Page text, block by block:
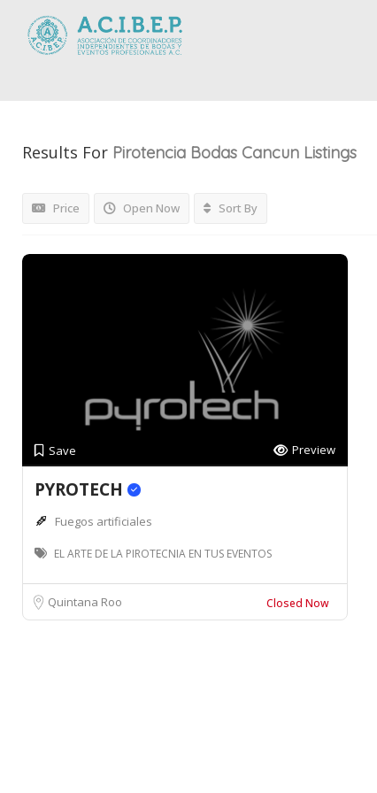
Results For Pirotencia Bodas Cancun Listings
Price Open Now Sort By
Save Preview
PYROTECH
Fuegos artificiales
EL ARTE DE LA PIROTECNIA EN TUS EVENTOS
Quintana Roo Closed Now